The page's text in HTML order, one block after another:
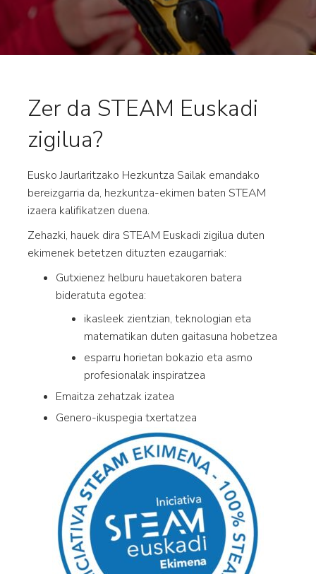
Zer da STEAM Euskadi
zigilua?
Eusko Jaurlaritzako Hezkuntza Sailak emandako
bereizgarria da, hezkuntza-ekimen baten STEAM
izaera kalifikatzen duena.
Zehazki, hauek dira STEAM Euskadi zigilua duten
ekimenek betetzen dituzten ezaugarriak:
Gutxienez helburu hauetakoren batera
bideratuta egotea:
ikasleek zientzian, teknologian eta
matematikan duten gaitasuna hobetzea
esparru horietan bokazio eta asmo
profesionalak inspiratzea
Emaitza zehatzak izatea
Genero-ikuspegia txertatzea